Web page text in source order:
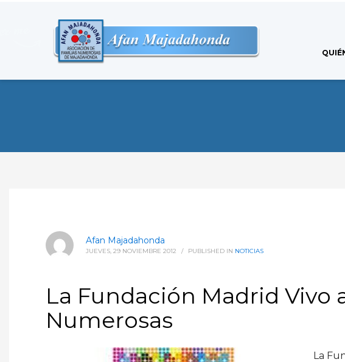
Afan Majadahonda
JUEVES, 29 NOVIEMBRE 2012 / PUBLISHED IN NOTICIAS
La Fundación Madrid Vivo
Numerosas
La